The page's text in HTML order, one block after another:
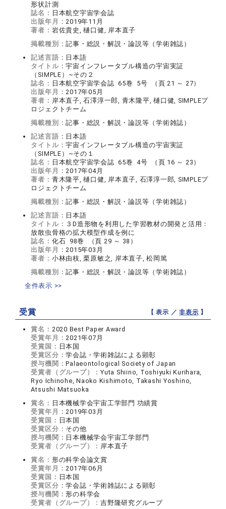
形状計測
誌名： 日本航空宇宙学会誌
出版年月：2019年11月
著者： 岩佐貴史, 樋口健, 岸本直子
掲載種別：記事・総説・解説・論説等（学術雑誌）
記述言語： 日本語
タイトル：宇宙インフレータブル構造の宇宙実証
（SIMPLE）~その２
誌名： 日本航空宇宙学会誌 65巻 5号 （頁 21 ～ 27）
出版年月：2017年05月
著者： 岸本直子, 石澤淳一郎, 青木隆平, 樋口健, SIMPLEプ
ロジェクトチーム
掲載種別：記事・総説・解説・論説等（学術雑誌）
記述言語： 日本語
タイトル：宇宙インフレータブル構造の宇宙実証
（SIMPLE）~その１
誌名： 日本航空宇宙学会誌 65巻 4号 （頁 16 ～ 23）
出版年月：2017年04月
著者： 青木隆平, 樋口健, 岸本直子, 石澤淳一郎, SIMPLEプ
ロジェクトチーム
掲載種別：記事・総説・解説・論説等（学術雑誌）
記述言語： 日本語
タイトル： ３D造形物を利用した学習教材の開発と活用：
放散虫骨格の拡大模型作成を例に
誌名： 化石 98巻 （頁 29 ～ 38）
出版年月：2015年03月
著者： 小林由枝, 栗原敏之, 岸本直子, 松岡篤
掲載種別：記事・総説・解説・論説等（学術雑誌）
全件表示 >>
受賞 【 表示 ／非表示 】
賞名： 2020 Best Paper Award
受賞年月：2021年07月
受賞国： 日本国
受賞区分：学会誌・学術雑誌による顕彰
授与機関：Palaeontological Society of Japan
受賞者（グループ）：Yuta Shiino, Toshiyuki Kurihara,
Ryo Ichinohe, Naoko Kishimoto, Takashi Yoshino,
Atsushi Matsuoka
賞名： 日本機械学会宇宙工学部門 功績賞
受賞年月：2019年03月
受賞国： 日本国
受賞区分： その他
授与機関： 日本機械学会宇宙工学部門
受賞者（グループ）： 岸本直子
賞名： 形の科学会論文賞
受賞年月：2017年06月
受賞国： 日本国
受賞区分：学会誌・学術雑誌による顕彰
授与機関：形の科学会
受賞者（グループ）：吉野隆研究グループ